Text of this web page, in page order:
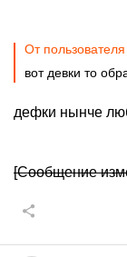
От пользователя
вот девки то
дефки нынче
[Сообщение